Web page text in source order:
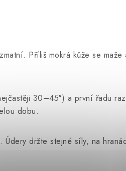
Příliš mokrá kůže se
30–45°) a první řadu
dobu.
držte stejné síly, na